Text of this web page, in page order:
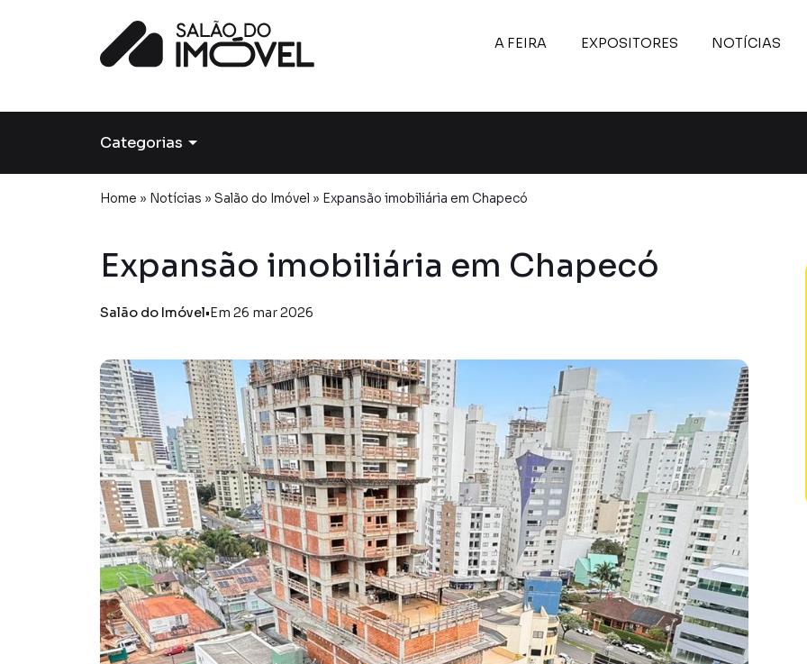
A FEIRA EXPOSITORES NOTÍCIAS
Categorias
Home » Notícias » Salão do Imóvel » Expansão imobiliária em Chapecó
Expansão imobiliária em Chapecó
Salão do Imóvel•Em 26 mar 2026